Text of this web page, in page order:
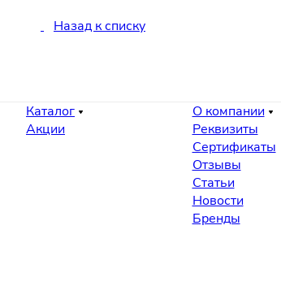
Назад к списку
Каталог
Акции
О компании
Реквизиты
Сертификаты
Отзывы
Статьи
Новости
Бренды